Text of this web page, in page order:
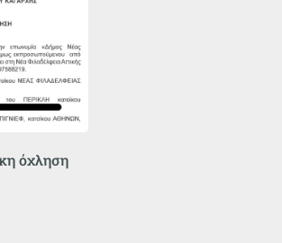
όχληση